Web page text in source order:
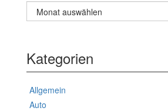
Archiv
Kategorien
Allgemein
Auto